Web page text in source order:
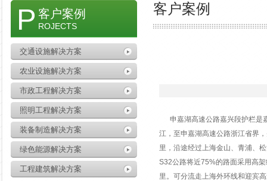
P 客户案例
ROJECTS
交通设施解决方案
农业设施解决方案
市政工程解决方案
照明工程解决方案
装备制造解决方案
绿色能源解决方案
工程建筑解决方案
客户案例
申嘉湖高速公路嘉兴段护栏是
江，至申嘉湖高速公路浙江省界
里，沿途经过上海金山、青浦、
S32公路将近75%的路面采用高
里。可分流走上海外环线和迎宾